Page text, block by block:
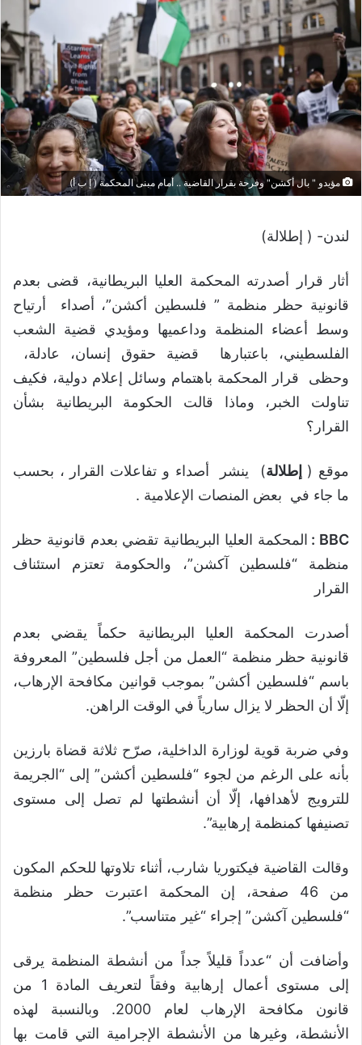
مؤيدو " بال أكشن" وفرحة بقرار القاضية .. أمام مبنى المحكمة ( إ ب أ)
لندن- ( إطلالة)
أثار قرار أصدرته المحكمة العليا البريطانية، قضى بعدم
قانونية حظر منظمة ” فلسطين أكشن”، أصداء أرتياح
وسط أعضاء المنظمة وداعميها ومؤيدي قضية الشعب
الفلسطيني، باعتبارها قضية حقوق إنسان، عادلة،
وحظى قرار المحكمة باهتمام وسائل إعلام دولية، فكيف
تناولت الخبر، وماذا قالت الحكومة البريطانية بشأن
القرار؟
موقع ( إطلالة) ينشر أصداء و تفاعلات القرار ، بحسب
ما جاء في بعض المنصات الإعلامية .
BBC :
المحكمة العليا البريطانية تقضي بعدم قانونية حظر
منظمة “فلسطين آكشن”، والحكومة تعتزم استئناف
القرار
أصدرت المحكمة العليا البريطانية حكماً يقضي بعدم
قانونية حظر منظمة “العمل من أجل فلسطين” المعروفة
باسم “فلسطين أكشن” بموجب قوانين مكافحة الإرهاب،
إلّا أن الحظر لا يزال سارياً في الوقت الراهن.
وفي ضربة قوية لوزارة الداخلية، صرّح ثلاثة قضاة بارزين
بأنه على الرغم من لجوء “فلسطين أكشن” إلى “الجريمة
للترويج لأهدافها، إلّا أن أنشطتها لم تصل إلى مستوى
تصنيفها كمنظمة إرهابية”.
وقالت القاضية فيكتوريا شارب، أثناء تلاوتها للحكم المكون
من 46 صفحة، إن المحكمة اعتبرت حظر منظمة
“فلسطين آكشن” إجراء “غير متناسب”.
وأضافت أن “عدداً قليلاً جداً من أنشطة المنظمة يرقى
إلى مستوى أعمال إرهابية وفقاً لتعريف المادة 1 من
قانون مكافحة الإرهاب لعام 2000. وبالنسبة لهذه
الأنشطة، وغيرها من الأنشطة الإجرامية التي قامت بها